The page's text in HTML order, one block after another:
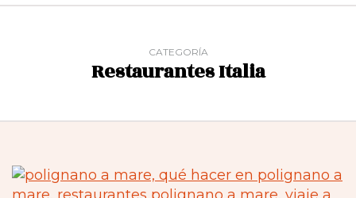
CATEGORÍA
Restaurantes Italia